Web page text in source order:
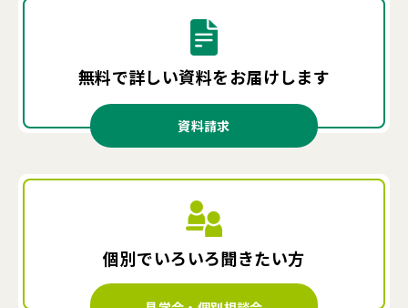
無料で詳しい資料をお届けします
資料請求
個別でいろいろ聞きたい方